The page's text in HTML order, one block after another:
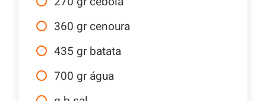
360 gr cenoura
435 gr batata
700 gr água